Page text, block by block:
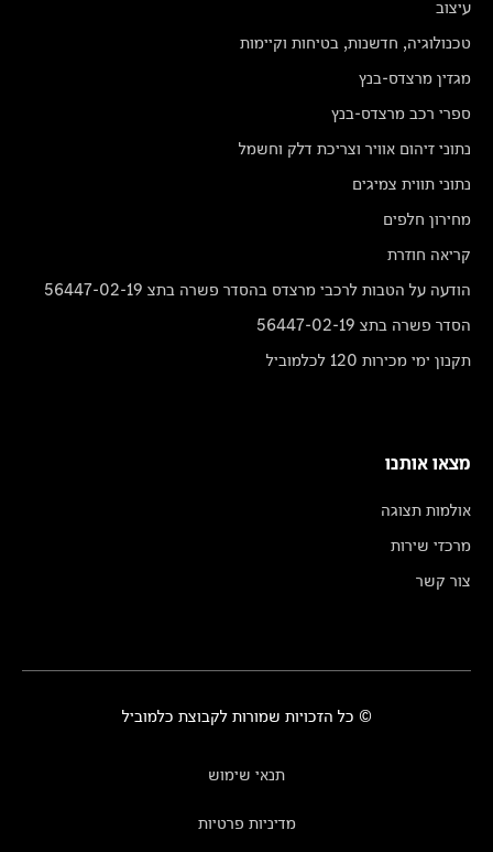
עיצוב
טכנולוגיה, חדשנות, בטיחות וקיימות
מגזין מרצדס-בנץ
ספרי רכב מרצדס-בנץ
נתוני זיהום אוויר וצריכת דלק וחשמל
נתוני תווית צמיגים
מחירון חלפים
קריאה חוזרת
הודעה על הטבות לרכבי מרצדס בהסדר פשרה בתצ 56447-02-19
הסדר פשרה בתצ 56447-02-19
תקנון ימי מכירות 120 לכלמוביל
מצאו אותנו
אולמות תצוגה
מרכזי שירות
צור קשר
© כל הזכויות שמורות לקבוצת כלמוביל
תנאי שימוש
מדיניות פרטיות